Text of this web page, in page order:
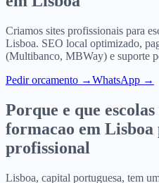
Criamos sites profissionais para
Lisboa. SEO local optimizado,
(Multibanco, MBWay) e suporte
Pedir orcamento →WhatsApp →
Porque e que
formacao em Lisboa
profissional
Lisboa, capital portuguesa, tem